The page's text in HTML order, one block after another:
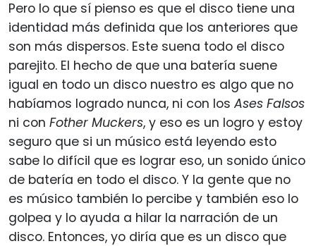
Pero lo que sí pienso es que el disco tiene una
identidad más definida que los anteriores que
son más dispersos. Este suena todo el disco
parejito. El hecho de que una batería suene
igual en todo un disco nuestro es algo que no
habíamos logrado nunca, ni con los Ases Falsos
ni con Fother Muckers, y eso es un logro y estoy
seguro que si un músico está leyendo esto
sabe lo difícil que es lograr eso, un sonido único
de batería en todo el disco. Y la gente que no
es músico también lo percibe y también eso lo
golpea y lo ayuda a hilar la narración de un
disco. Entonces, yo diría que es un disco que